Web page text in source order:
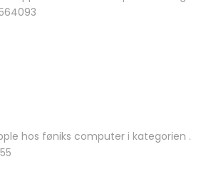
hos føniks computer i kategorien .